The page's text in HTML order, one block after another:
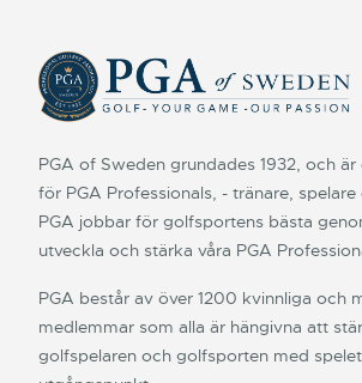
PGA of Sweden grundades 1932, och
för PGA Professionals, - tränare,
PGA jobbar för golfsportens bästa
utveckla och stärka våra PGA
PGA består av över 1200 kvinnliga och
medlemmar som alla är hängivna att
golfspelaren och golfsporten med